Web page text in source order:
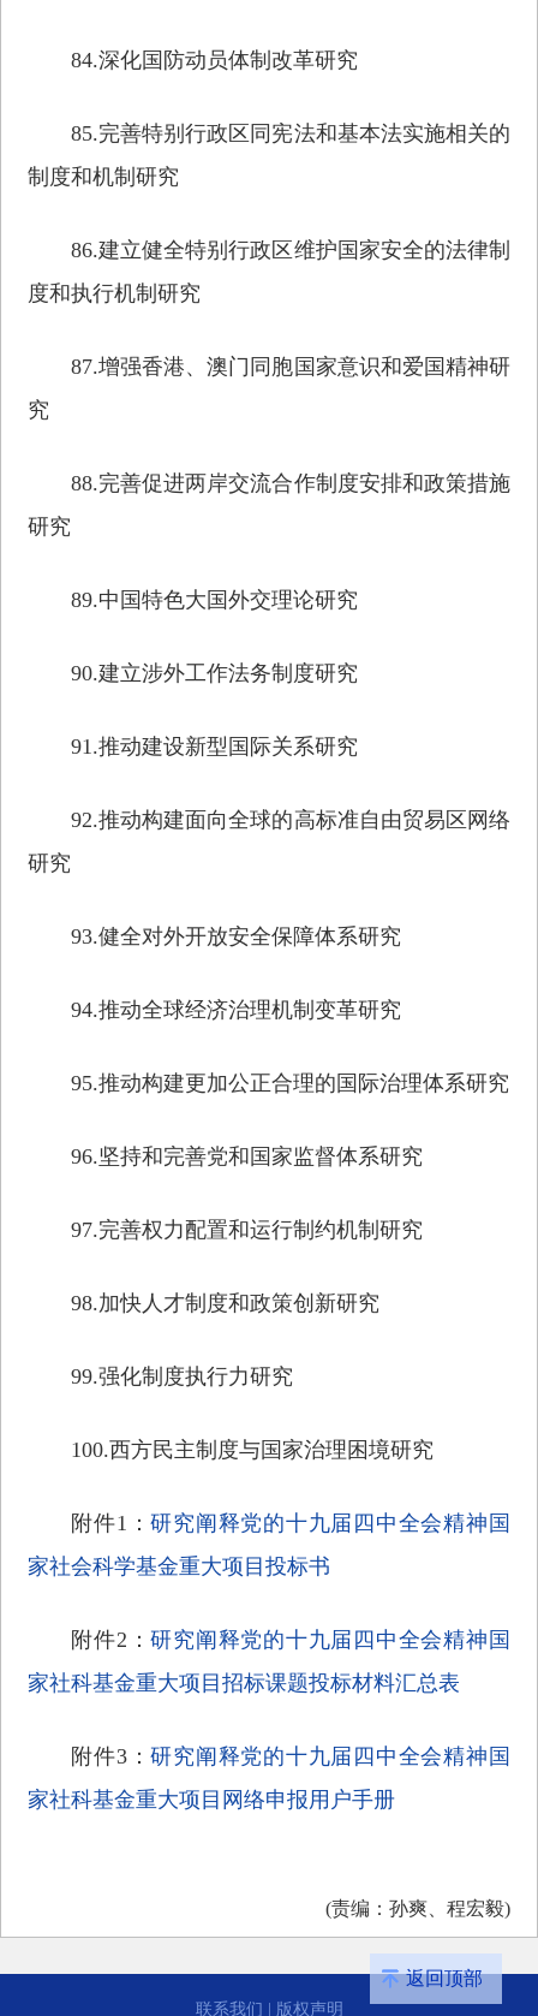
84.深化国防动员体制改革研究
85.完善特别行政区同宪法和基本法实施相关的
制度和机制研究
86.建立健全特别行政区维护国家安全的法律制
度和执行机制研究
87.增强香港、澳门同胞国家意识和爱国精神研
究
88.完善促进两岸交流合作制度安排和政策措施
研究
89.中国特色大国外交理论研究
90.建立涉外工作法务制度研究
91.推动建设新型国际关系研究
92.推动构建面向全球的高标准自由贸易区网络
研究
93.健全对外开放安全保障体系研究
94.推动全球经济治理机制变革研究
95.推动构建更加公正合理的国际治理体系研究
96.坚持和完善党和国家监督体系研究
97.完善权力配置和运行制约机制研究
98.加快人才制度和政策创新研究
99.强化制度执行力研究
100.西方民主制度与国家治理困境研究
附件1：研究阐释党的十九届四中全会精神国
家社会科学基金重大项目投标书
附件2：研究阐释党的十九届四中全会精神国
家社科基金重大项目招标课题投标材料汇总表
附件3：研究阐释党的十九届四中全会精神国
家社科基金重大项目网络申报用户手册
(责编：孙爽、程宏毅)
联系我们 版权声明
返回顶部